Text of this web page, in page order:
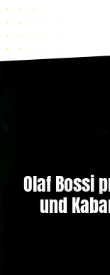
Olaf Bossi
und